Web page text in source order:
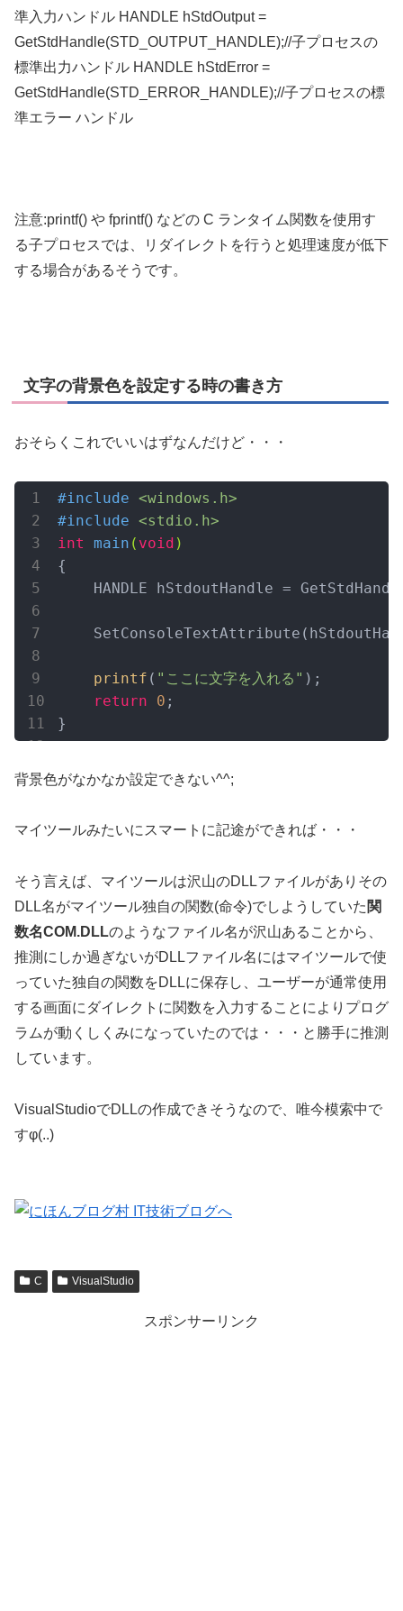
準入力ハンドル HANDLE hStdOutput =
GetStdHandle(STD_OUTPUT_HANDLE);//子プロセスの
標準出力ハンドル HANDLE hStdError =
GetStdHandle(STD_ERROR_HANDLE);//子プロセスの標
準エラー ハンドル
注意:printf() や fprintf() などの C ランタイム関数を使用す
る子プロセスでは、リダイレクトを行うと処理速度が低下
する場合があるそうです。
文字の背景色を設定する時の書き方
おそらくこれでいいはずなんだけど・・・
#include <windows.h>
#include <stdio.h>
int
main ( void )
{
HANDLE hStdoutHandle =
printf ( "ここに文字を入れる" );
return
0 ;
}
背景色がなかなか設定できない^^;
マイツールみたいにスマートに記途ができれば・・・
そう言えば、マイツールは沢山のDLLファイルがありその
DLL名がマイツール独自の関数(命令)でしようしていた 関
数名COM.DLLのようなファイル名が沢山あることから、
推測にしか過ぎないがDLLファイル名にはマイツールで使
っていた独自の関数をDLLに保存し、ユーザーが通常使用
する画面にダイレクトに関数を入力することによりプログ
ラムが動くしくみになっていたのでは・・・と勝手に推測
しています。
VisualStudioでDLLの作成できそうなので、唯今模索中で
すφ(..)
C VisualStudio
スポンサーリンク